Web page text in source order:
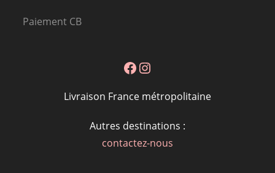
Paiement CB
FacebookInstagram
Livraison France métropolitaine
Autres destinations :
contactez-nous